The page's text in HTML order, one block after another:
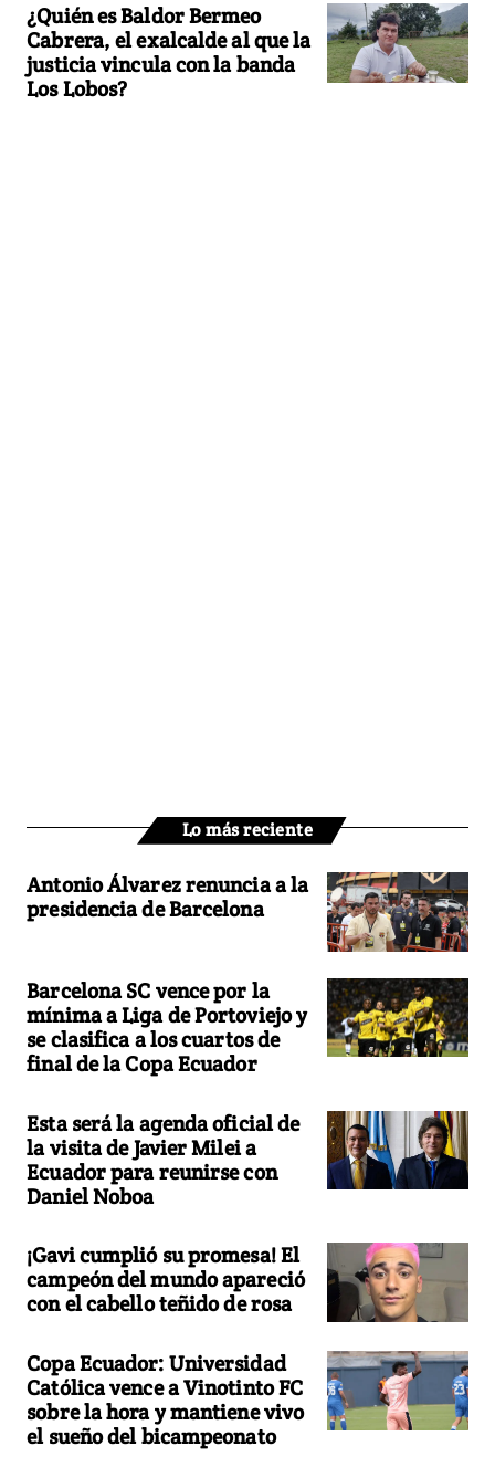
¿Quién es Baldor Bermeo
Cabrera, el exalcalde al que la
justicia vincula con la banda
Los Lobos?
Lo más reciente
Antonio Álvarez renuncia a la
presidencia de Barcelona
Barcelona SC vence por la
mínima a Liga de Portoviejo y
se clasifica a los cuartos de
final de la Copa Ecuador
Esta será la agenda oficial de
la visita de Javier Milei a
Ecuador para reunirse con
Daniel Noboa
¡Gavi cumplió su promesa! El
campeón del mundo apareció
con el cabello teñido de rosa
Copa Ecuador: Universidad
Católica vence a Vinotinto FC
sobre la hora y mantiene vivo
el sueño del bicampeonato